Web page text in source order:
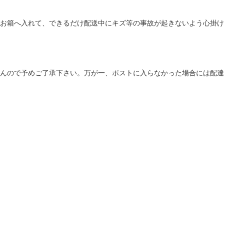
箱へ入れて、できるだけ配送中にキズ等の事故が起きないよう心掛け
で予めご了承下さい。万が一、ポストに入らなかった場合には配達